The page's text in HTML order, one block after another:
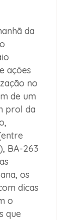
da
ações
no
de um
prol da
BA-263
os
dicas
o
que